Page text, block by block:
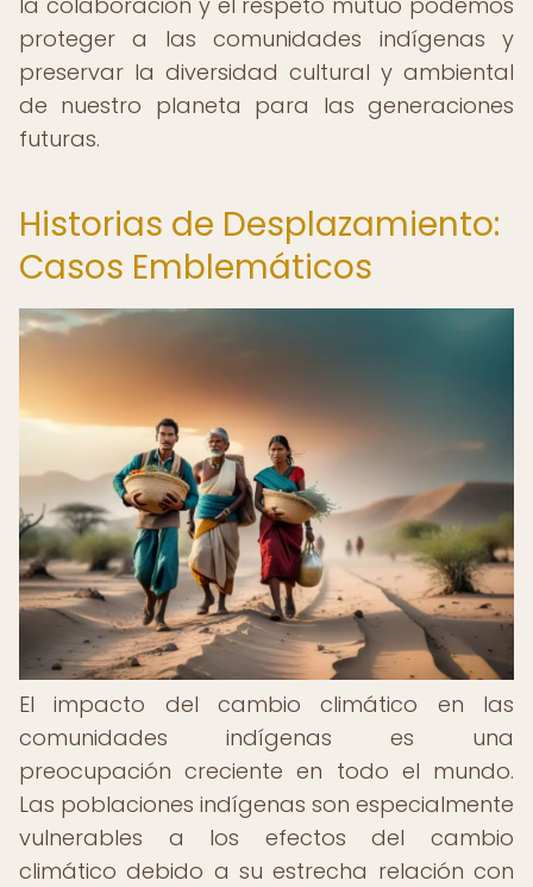
proteger a las comunidades indígenas y
preservar la diversidad cultural y ambiental
de nuestro planeta para las generaciones
futuras.
Historias de Desplazamiento:
Casos Emblemáticos
El impacto del cambio climático en las
comunidades indígenas es una
preocupación creciente en todo el mundo.
Las poblaciones indígenas son especialmente
vulnerables a los efectos del cambio
climático debido a su estrecha relación con